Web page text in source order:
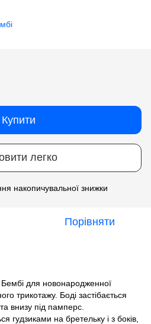
Купити
легко
накопичувальної знижки
Порівняти
для новонародженної
трикотажу. Боді застібається
внизу під памперс.
гудзиками на бретельку і з боків,